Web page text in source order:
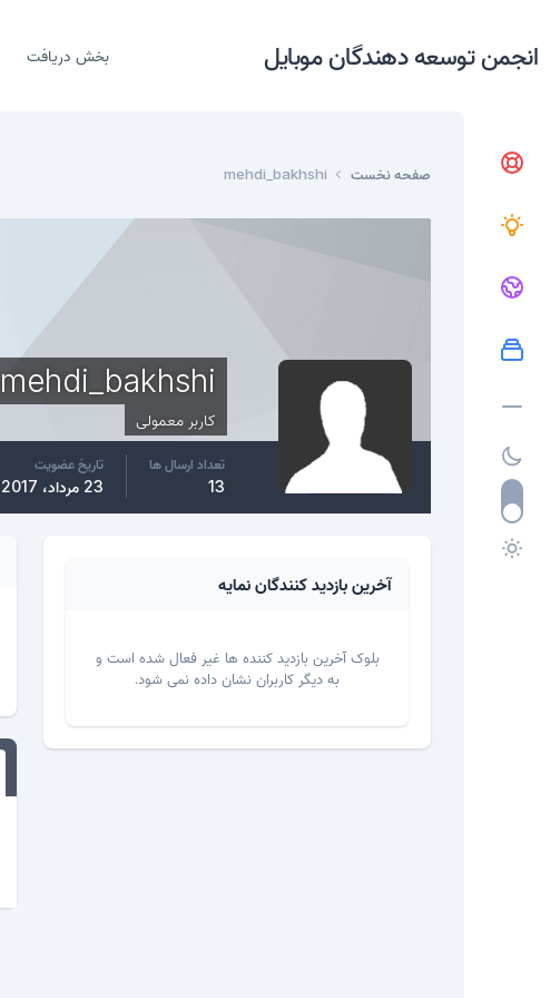
انجمن توسعه دهندگان موبایل بخش دریافت
صفحه نخست mehdi_bakhshi
mehdi_bakhshi
کاربر معمولی
تعداد ارسال ها
13
تاریخ عضویت
23 مرداد، 2017
آخرین بازدید کنندگان نمایه
بلوک آخرین بازدید کننده ها غیر فعال شده است و
به دیگر کاربران نشان داده نمی شود.